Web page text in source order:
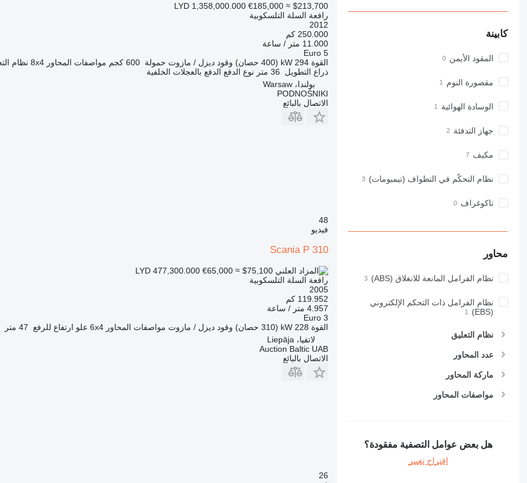
كابينة
المقود الأيمن
مقصورة النوم
الوسادة الهوائية
جهاز التدفئة
مكيف
نظام التحكّم في التطواف (تيمبومات)
تاكوغراف
محاور
نظام الفرامل المانعة للانغلاق (ABS)
نظام الفرامل ذات التحكم الإلكتروني
(EBS)
نظام التعليق
عدد المحاور
ماركة المحاور
مواصفات المحاور
هل بعض عوامل التصفية مفقودة؟
اقتراح تغيير
LYD 1,358,000.000 €185,000 ≈ $213,700
رافعة السلة التلسكوبية
2012
250.000 كم
11.000 متر / ساعة
Euro 5
القوة 294 kW (400 حصان) وقود ديزل / مازوت حمولة 600 كجم مواصفات المحاور 8x4 نظام
ذراع التطويل
36 متر نوع الدفع الدفع بالعجلات الخلفية
بولندا، Warsaw
PODNOŚNIKI
الاتصال بالبائع
48
فيديو
Scania P 310
€65,000 ≈ $75,100
رافعة السلة التلسكوبية
2005
119.952 كم
4.957 متر / ساعة
Euro 3
القوة 228 kW (310 حصان) وقود ديزل / مازوت مواصفات المحاور 6x4 علو ارتفاع للرفع
47 متر
لاتفيا، Liepāja
Auction Baltic UAB
الاتصال بالبائع
26